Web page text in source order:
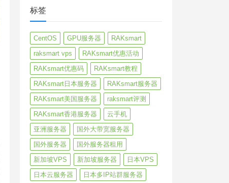
标签
CentOS GPU服务器
RAKsmart
raksmart vps
RAKsmart优惠活动
RAKsmart优惠码
RAKsmart教程
RAKsmart日本服务器
RAKsmart服务器
RAKsmart美国服务器
raksmart评测
RAKsmart香港服务器
云手机
亚洲服务器
国外大带宽服务器
国外服务器
国外服务器租用
新加坡VPS
新加坡服务器
日本VPS
日本云服务器
日本多IP站群服务器